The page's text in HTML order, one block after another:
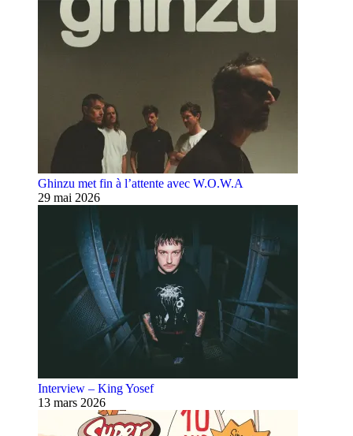
Ghinzu met fin à l’attente avec W.O.W.A
29 mai 2026
Interview – King Yosef
13 mars 2026